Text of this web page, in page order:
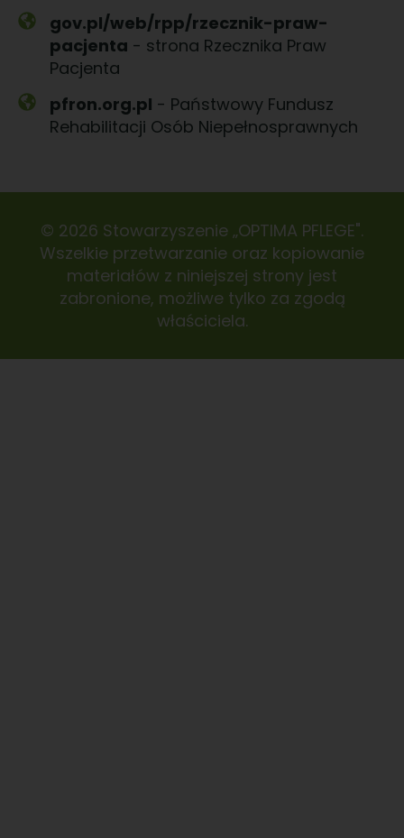
gov.pl/web/rpp/rzecznik-praw-
pacjenta - strona Rzecznika Praw
Pacjenta
pfron.org.pl - Państwowy Fundusz
Rehabilitacji Osób Niepełnosprawnych
© 2026 Stowarzyszenie „OPTIMA PFLEGE".
Wszelkie przetwarzanie oraz kopiowanie
materiałów z niniejszej strony jest
zabronione, możliwe tylko za zgodą
właściciela.